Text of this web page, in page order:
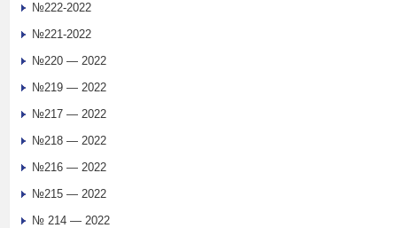
№222-2022
№221-2022
№220 — 2022
№219 — 2022
№217 — 2022
№218 — 2022
№216 — 2022
№215 — 2022
№ 214 — 2022